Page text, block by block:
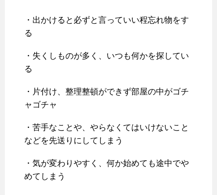
・出かけると必ずと言っていい程忘れ物をす
る
・失くしものが多く、いつも何かを探してい
る
・片付け、整理整頓ができず部屋の中がゴチ
ャゴチャ
・苦手なことや、やらなくてはいけないこと
などを先送りにしてしまう
・気が変わりやすく、何か始めても途中でや
めてしまう